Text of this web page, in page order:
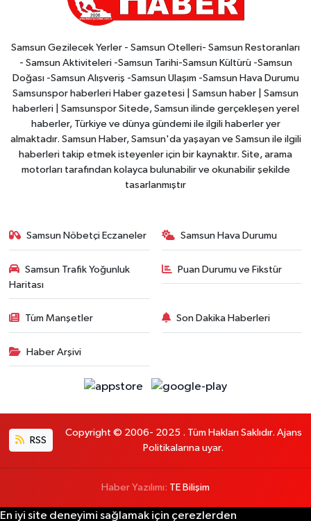
Samsun Gezilecek Yerler - Samsun Otelleri- Samsun Restoranları
- Samsun Aktiviteleri -Samsun Tarihi-Samsun Kültürü -Samsun
Doğası -Samsun Alışveriş -Samsun Ulaşım -Samsun Hava Durumu
Samsunspor haberleri Haber gazetesi | Samsun haber | Samsun
haberleri | Samsunspor Sitede, Samsun ilinde gerçekleşen yerel
haberler, Türkiye ve dünya gündemi ile ilgili haberler yer
almaktadır. Samsun Haber, Samsun'da yaşayan ve Samsun ile ilgili
haberleri takip etmek isteyenler için bir kaynaktır. Site, arama
motorları tarafından kolayca bulunabilir ve okunabilir şekilde
tasarlanmıştır
Samsun Nöbetçi Eczaneler Samsun Hava Durumu
Samsun Trafik Yoğunluk
Haritası
Puan Durumu ve Fikstür
Tüm Manşetler Son Dakika Haberleri
Haber Arşivi
RSS
Copyright © 2006- 2025 . Tüm Hakları Saklıdır. Ajans
Politikalarına uyar.
Haber Yazılımı: TE Bilişim
En iyi site deneyimi sağlamak için çerezlerden